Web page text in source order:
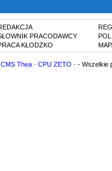
PRACODAWCY
KŁODZKO
CMS Thea · CPU ZETO · - Wszelkie